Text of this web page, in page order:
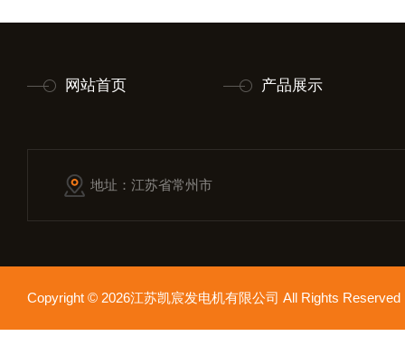
网站首页 产品展示
地址：江苏省常州市
Copyright © 2026江苏凯宸发电机有限公司 All Rights